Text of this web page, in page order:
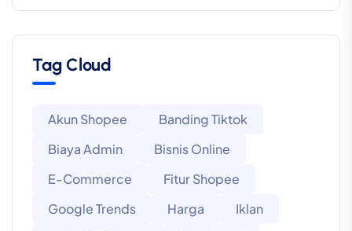
Tag Cloud
Akun Shopee
Banding Tiktok
Biaya Admin
Bisnis Online
E-Commerce
Fitur Shopee
Google Trends
Harga
Iklan